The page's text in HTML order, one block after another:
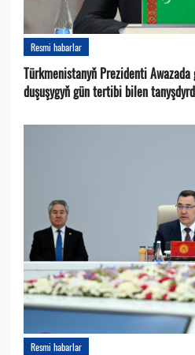
Resmi habarlar
Türkmenistanyň Prezidenti
duşuşygyň gün tertibi bilen
Resmi habarlar